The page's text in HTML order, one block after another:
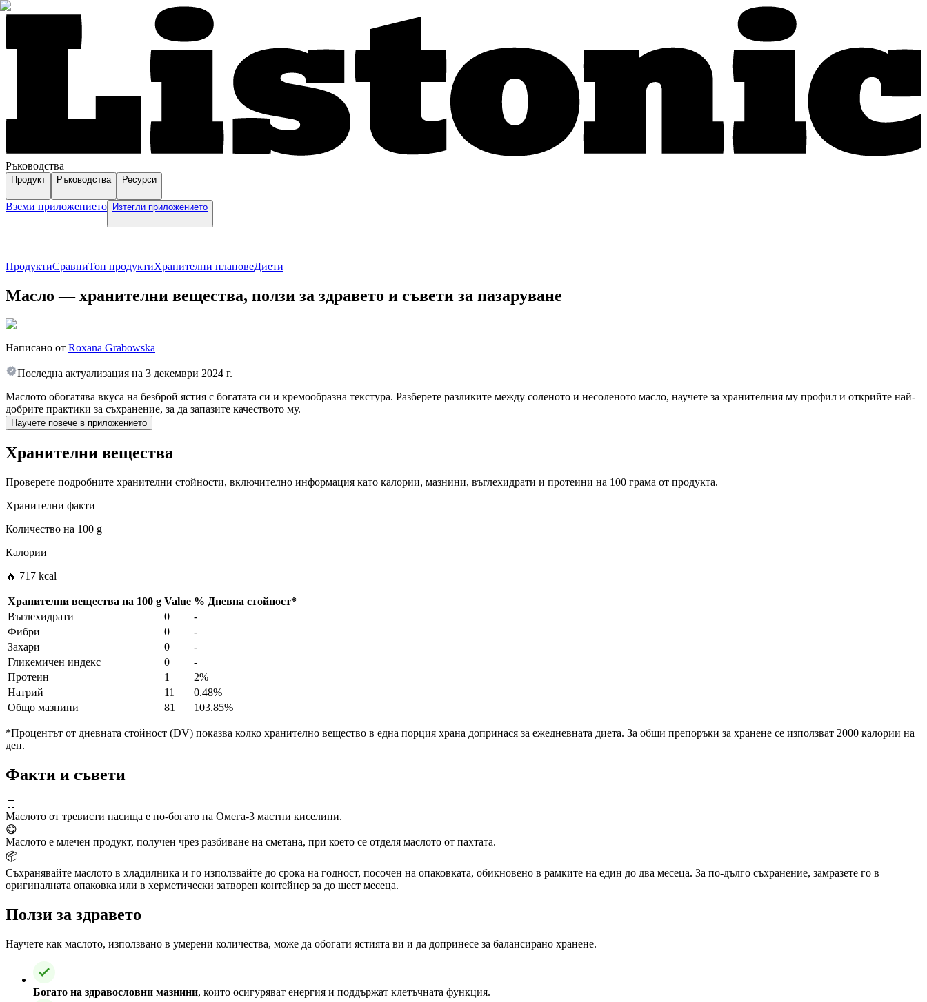
Ръководства
Продукт Ръководства Ресурси
Вземи приложението Изтегли приложението
ПродуктиСравниТоп продуктиХранителни плановеДиети
Масло — хранителни вещества, ползи за здравето и съвети за пазаруване
Написано от Roxana Grabowska
Последна актуализация на 3 декември 2024 г.
Маслото обогатява вкуса на безброй ястия с богатата си и кремообразна текстура. Разберете разликите между соленото и несоленото масло, научете за хранителния му профил и открийте най-
добрите практики за съхранение, за да запазите качеството му.
Научете повече в приложението
Хранителни вещества
Проверете подробните хранителни стойности, включително информация като калории, мазнини, въглехидрати и протеини на 100 грама от продукта.
Хранителни факти
Количество на 100 g
Калории
🔥 717 kcal
Хранителни вещества на 100 g Value % Дневна стойност*
Въглехидрати
0
-
Фибри
0
-
Захари
0
-
Гликемичен индекс
0
-
Протеин
1
2%
Натрий
11
0.48%
Общо мазнини
81 103.85%
*Процентът от дневната стойност (DV) показва колко хранително вещество в една порция храна допринася за ежедневната диета. За общи препоръки за хранене се използват 2000 калории на
ден.
Факти и съвети
🛒
Маслото от тревисти пасища е по-богато на Омега-3 мастни киселини.
😋
Маслото е млечен продукт, получен чрез разбиване на сметана, при което се отделя маслото от пахтата.
📦
Съхранявайте маслото в хладилника и го използвайте до срока на годност, посочен на опаковката, обикновено в рамките на един до два месеца. За по-дълго съхранение, замразете го в
оригиналната опаковка или в херметически затворен контейнер за до шест месеца.
Ползи за здравето
Научете как маслото, използвано в умерени количества, може да обогати ястията ви и да допринесе за балансирано хранене.
Богато на здравословни мазнини, които осигуряват енергия и поддържат клетъчната функция.